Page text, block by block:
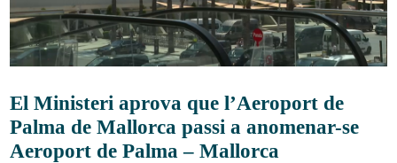
El Ministeri aprova que l’Aeroport de
Palma de Mallorca passi a anomenar-se
Aeroport de Palma – Mallorca